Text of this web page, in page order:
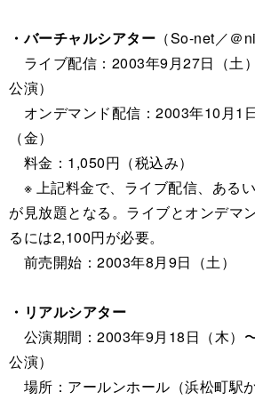
・バーチャルシアター （So-net／＠
ライブ配信：2003年9月27日（土
公演）
オンデマンド配信：2003年10月1
（金）
料金：1,050円（税込み）
※ 上記料金で、ライブ配信、ある
が見放題となる。ライブとオンデマ
るには2,100円が必要。
前売開始：2003年8月9日（土）
・リアルシアター
公演期間：2003年9月18日（木）
公演）
場所：アールンホール（浜松町駅